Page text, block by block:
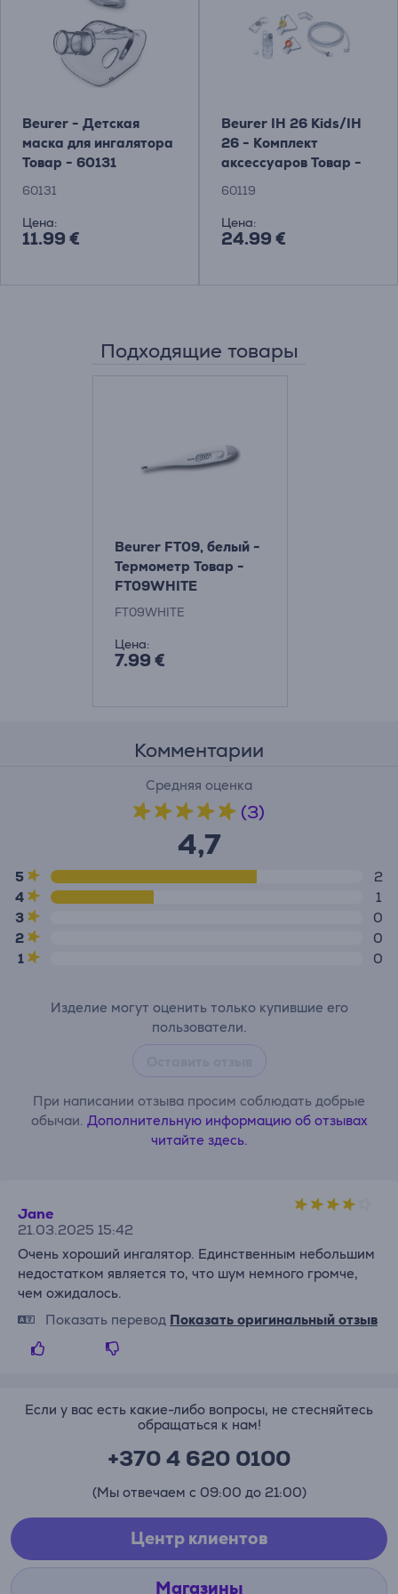
Beurer - Детская
маска для ингалятора
Товар - 60131
60131
Цена:
11.99 €
Beurer IH 26 Kids/IH
26 - Комплект
аксессуаров Товар -
60119
60119
Цена:
24.99 €
Подходящие товары
Beurer FT09, белый -
Термометр Товар -
FT09WHITE
FT09WHITE
Цена:
7.99 €
Комментарии
Средняя оценка
(3)
4,7
5
2
4
1
3
0
2
0
1
0
Изделие могут оценить только купившие его
пользователи.
При написании отзыва просим соблюдать добрые
обычаи. Дополнительную информацию об отзывах
читайте здесь.
Jane
21.03.2025 15:42
Очень хороший ингалятор. Единственным небольшим
недостатком является то, что шум немного громче,
чем ожидалось.
Показать перевод Показать оригинальный отзыв
Если у вас есть какие-либо вопросы, не стесняйтесь
обращаться к нам!
+370 4 620 0100
(Мы отвечаем с 09:00 до 21:00)
Центр клиентов
Магазины